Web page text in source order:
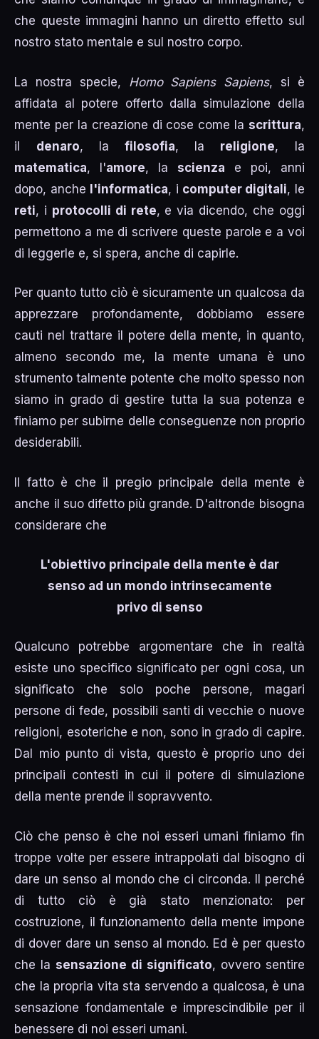
che queste immagini hanno un diretto effetto sul
nostro stato mentale e sul nostro corpo.
La nostra specie, Homo Sapiens Sapiens, si è
affidata al potere offerto dalla simulazione della
mente per la creazione di cose come la scrittura,
il denaro, la filosofia, la religione, la
matematica, l'amore, lascienza e poi, anni
dopo, anche l'informatica, i computer digitali, le
reti, i protocolli di rete, e via dicendo, che oggi
permettono a me di scrivere queste parole e a voi
di leggerle e, si spera, anche di capirle.
Per quanto tutto ciò è sicuramente un qualcosa da
apprezzare profondamente, dobbiamo essere
cauti nel trattare il potere della mente, in quanto,
almeno secondo me, la mente umana è uno
strumento talmente potente che molto spesso non
siamo in grado di gestire tutta la sua potenza e
finiamo per subirne delle conseguenze non proprio
desiderabili.
Il fatto è che il pregio principale della mente è
anche il suo difetto più grande. D'altronde bisogna
considerare che
L'obiettivo principale della mente è dar
senso ad un mondo intrinsecamente
privo di senso
Qualcuno potrebbe argomentare che in realtà
esiste uno specifico significato per ogni cosa, un
significato che solo poche persone, magari
persone di fede, possibili santi di vecchie o nuove
religioni, esoteriche e non, sono in grado di capire.
Dal mio punto di vista, questo è proprio uno dei
principali contesti in cui il potere di simulazione
della mente prende il sopravvento.
Ciò che penso è che noi esseri umani finiamo fin
troppe volte per essere intrappolati dal bisogno di
dare un senso al mondo che ci circonda. Il perché
di tutto ciò è già stato menzionato: per
costruzione, il funzionamento della mente impone
di dover dare un senso al mondo. Ed è per questo
che lasensazione di significato, ovvero sentire
che la propria vita sta servendo a qualcosa, è una
sensazione fondamentale e imprescindibile per il
benessere di noi esseri umani.